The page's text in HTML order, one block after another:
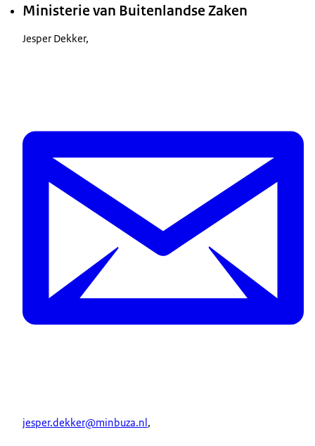
Ministerie van Buitenlandse Zaken
Jesper Dekker,
jesper.dekker@minbuza.nl,